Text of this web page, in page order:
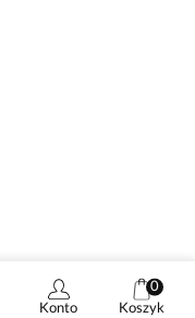
Konto
0
Koszyk